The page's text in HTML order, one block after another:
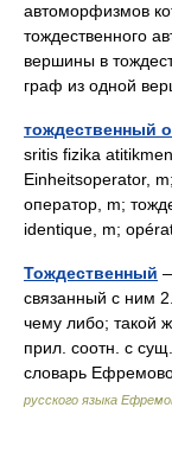
автоморфизмов
тождественного
вершины в
граф из одной
тождественный
sritis fizika
Einheitsoperator,
оператор, m;
identique, m;
Тождественный
связанный с ним
чему либо; такой
прил. соотн. с
словарь
русского языка